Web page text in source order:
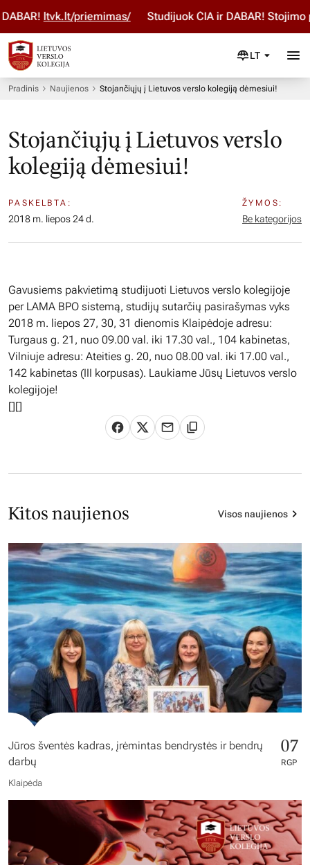
ltvk.lt/priemimas/ Studijuok ČIA ir DABAR! Stojimo
LT
Pradinis Naujienos Stojančiųjų į Lietuvos verslo kolegiją dėmesiui!
Stojančiųjų į Lietuvos verslo
kolegiją dėmesiui!
PASKELBTA:
2018 m. liepos 24 d.
ŽYMOS:
Be kategorijos
Gavusiems pakvietimą studijuoti Lietuvos verslo kolegijoje
per LAMA BPO sistemą, studijų sutarčių pasirašymas vyks
2018 m. liepos 27, 30, 31 dienomis Klaipėdoje adresu:
Turgaus g. 21, nuo 09.00 val. iki 17.30 val., 104 kabinetas,
Vilniuje adresu: Ateities g. 20, nuo 08.00 val. iki 17.00 val.,
142 kabinetas (III korpusas). Laukiame Jūsų Lietuvos verslo
kolegijoje!
[][]
Kitos naujienos Visos naujienos
Jūros šventės kadras, įrėmintas bendrystės ir bendrų
darbų
07
RGP
Klaipėda